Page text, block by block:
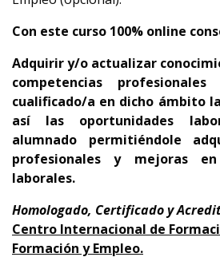
Con este curso 100% online
Adquirir y/o actualizar
competencias
cualificado/a en dicho ámbito
así las oportunidades
alumnado permitiéndole
profesionales y mejoras
laborales.
Homologado, Certificado y
Centro Internacional de
Formación y Empleo.